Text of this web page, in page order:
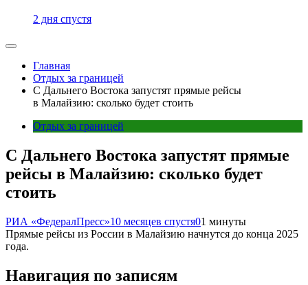
2 дня спустя
Главная
Отдых за границей
С Дальнего Востока запустят прямые рейсы
в Малайзию: сколько будет стоить
Отдых за границей
С Дальнего Востока запустят прямые
рейсы в Малайзию: сколько будет
стоить
РИА «ФедералПресс»10 месяцев спустя01 минуты
Прямые рейсы из России в Малайзию начнутся до конца 2025
года.
Навигация по записям